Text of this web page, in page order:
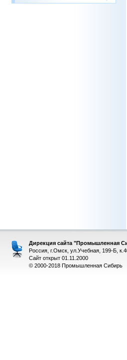
Дирекция сайта "Промышленная
Россия, г.Омск, ул.Учебная, 199-Б,
Сайт открыт 01.11.2000
© 2000-2018 Промышленная Сибирь